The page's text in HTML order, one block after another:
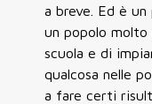
a breve. Ed è
un popolo molto
scuola e di
qualcosa nelle
a fare certi